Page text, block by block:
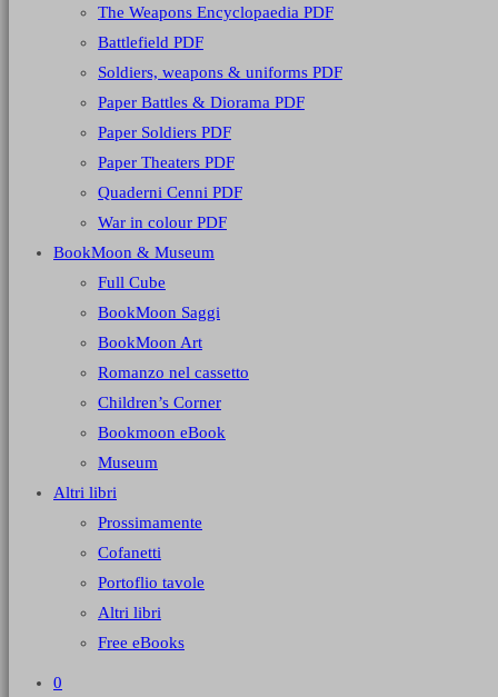
The Weapons Encyclopaedia PDF
Battlefield PDF
Soldiers, weapons & uniforms PDF
Paper Battles & Diorama PDF
Paper Soldiers PDF
Paper Theaters PDF
Quaderni Cenni PDF
War in colour PDF
BookMoon & Museum
Full Cube
BookMoon Saggi
BookMoon Art
Romanzo nel cassetto
Children’s Corner
Bookmoon eBook
Museum
Altri libri
Prossimamente
Cofanetti
Portoflio tavole
Altri libri
Free eBooks
0